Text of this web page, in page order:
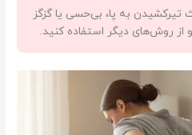
تیرکشیدن به پا، بی‌حسی یا گزگز
از روش‌های دیگر استفاده کنید.